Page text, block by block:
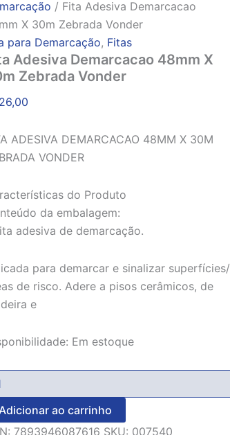
/ Fita Adesiva Demarcacao
X 30m Zebrada Vonder
para Demarcação, Fitas
Adesiva Demarcacao 48mm X
Zebrada Vonder
ADESIVA DEMARCACAO 48MM X 30M
VONDER
do Produto
da embalagem:
adesiva de demarcação.
para demarcar e sinalizar superfícies/
de risco. Adere a pisos cerâmicos, de
e
Em estoque
ao carrinho
7893946087616 SKU: 007540